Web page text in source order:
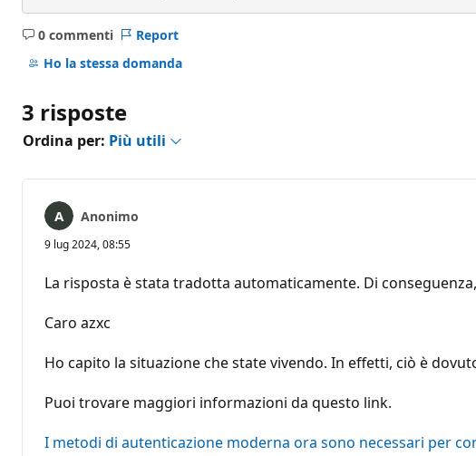
0 commenti
Nessun
commento
Report
Ho la stessa domanda
3 risposte
Ordina per: Più utili
Anonimo
9 lug 2024, 08:55
La risposta è stata tradotta automaticamente. Di
Caro azxc
Ho capito la situazione che state vivendo. In effetti, ciò è
Puoi trovare maggiori informazioni da questo link.
I metodi di autenticazione moderna ora sono necessari per